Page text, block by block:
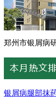
郑州市银屑病
银屑病腿部抹